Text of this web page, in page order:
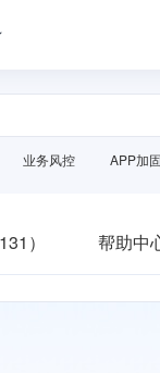
业务风控 APP加固
） 帮助中